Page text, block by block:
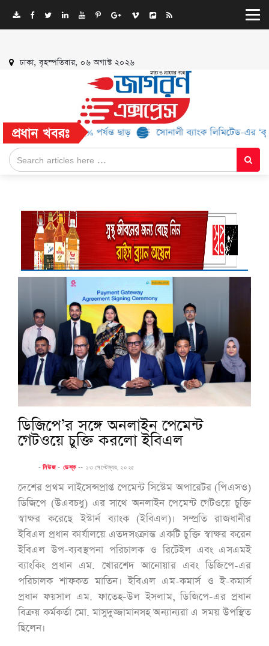
ঢাকা, বৃহস্পতিবার, ০৬ অগাস্ট ২০২৬
প্রধান খবরঃ
মিলবে ৫২% পর্যন্ত ছাড় সোনালী ব্যাংক লিমিটেড-এর ‘কৃষক
ডিজিপে’র সঙ্গে অনলাইন পেমেন্ট
গেটওয়ে চুক্তি করলো ইবিএল
-নিউজ - ডেস্ক -- ১৩ সেপ্টেম্বর, ২০২৫
দেশের প্রথম লাইসেন্সপ্রাপ্ত পেমেন্ট সিস্টেম অপারেটর (পিএসও)
ডিজিপে (উএবচধু) এর সাথে অনলাইন পেমেন্ট গেটওয়ে চুক্তি
স্বাক্ষর করেছে ইস্টার্ন ব্যাংক (ইবিএল)। সম্প্রতি রাজধানীর
ইবিএল প্রধান কার্যালয়ে এতদসংক্রান্ত একটি চুক্তি স্বাক্ষর করেন
ইবিএল উপ-ব্যবস্থপনা পরিচালক ও রিটেইল এবং এসএমই
ব্যাংকিং প্রধান এম. খোরশেদ আনোয়ার এবং ডিজিপে-এর
পরিচালক শাফকত মাতিন। ইবিএল এম-কমার্স ও ই-কমার্স
প্রধান ফয়সাল এম. ফাতেহ-উল ইসলাম, ডিজিপে-এর প্রধান
বিক্রয় কর্মকর্তা মো. মাসুদুজ্জামানসহ অন্যান্যরা এ সময় উপস্থিত
ছিলেন।